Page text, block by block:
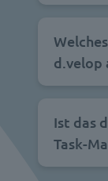
d.velop
Ist das
Task-